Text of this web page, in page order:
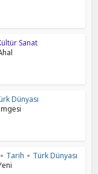
Sanat
Dünyası
• Tarih • Türk Dünyası